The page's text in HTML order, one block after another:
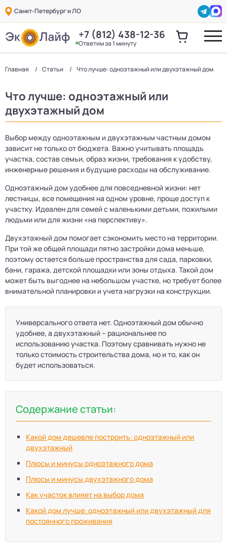
Санкт-Петербург и ЛО
+7 (812) 438-12-36
Ответим за 1 минуту
Главная Статьи Что лучше: одноэтажный или двухэтажный дом
Что лучше: одноэтажный или
двухэтажный дом
Выбор между одноэтажным и двухэтажным частным домом
зависит не только от бюджета. Важно учитывать площадь
участка, состав семьи, образ жизни, требования к удобству,
инженерные решения и будущие расходы на обслуживание.
Одноэтажный дом удобнее для повседневной жизни: нет
лестницы, все помещения на одном уровне, проще доступ к
участку. Идеален для семей с маленькими детьми, пожилыми
людьми или для жизни «на перспективу».
Двухэтажный дом помогает сэкономить место на территории.
При той же общей площади пятно застройки дома меньше,
поэтому остается больше пространства для сада, парковки,
бани, гаража, детской площадки или зоны отдыха. Такой дом
может быть выгоднее на небольшом участке, но требует более
внимательной планировки и учета нагрузки на конструкции.
Универсального ответа нет. Одноэтажный дом обычно
удобнее, а двухэтажный – рациональнее по
использованию участка. Поэтому сравнивать нужно не
только стоимость строительства дома, но и то, как он
будет использоваться.
Содержание статьи:
Какой дом дешевле построить: одноэтажный или
двухэтажный
Плюсы и минусы одноэтажного дома
Плюсы и минусы двухэтажного дома
Как участок влияет на выбор дома
Какой дом лучше: одноэтажный или двухэтажный для
постоянного проживания